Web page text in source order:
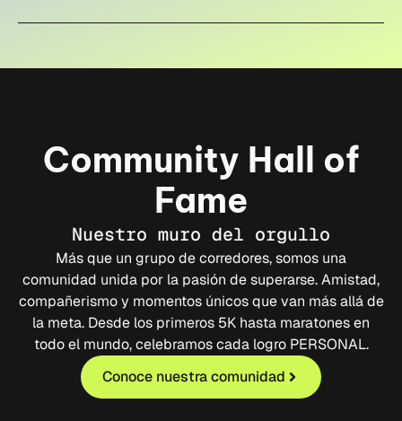
Community Hall of
Fame
Nuestro muro del orgullo
Más que un grupo de corredores, somos una
comunidad unida por la pasión de superarse. Amistad,
compañerismo y momentos únicos que van más allá de
la meta. Desde los primeros 5K hasta maratones en
todo el mundo, celebramos cada logro PERSONAL.
Conoce nuestra comunidad